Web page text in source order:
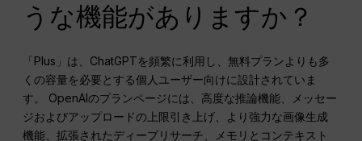
うな機能がありますか？
「Plus」は、ChatGPTを頻繁に利用し、無料プランよりも多
くの容量を必要とする個人ユーザー向けに設計されていま
す。 OpenAIのプランページには、高度な推論機能、メッセー
ジおよびアップロードの上限引き上げ、より強力な画像生成
機能、拡張されたディープリサーチ、メモリとコンテキスト